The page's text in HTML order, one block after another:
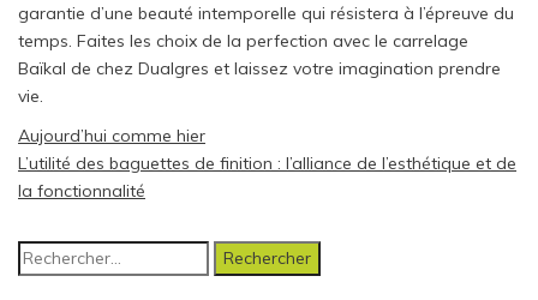
garantie d’une beauté intemporelle qui résistera à l’épreuve du
temps. Faites les choix de la perfection avec le carrelage
Baïkal de chez Dualgres et laissez votre imagination prendre
vie.
Post
navigation
Aujourd’hui comme hier
L’utilité des baguettes de finition : l’alliance de l’esthétique et de
la fonctionnalité
Rechercher :